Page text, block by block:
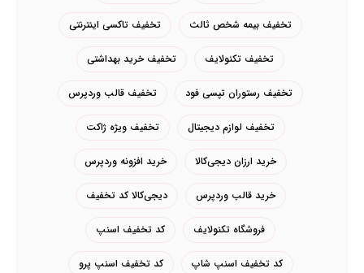
تخفیف بیمه شخص ثالث تخفیف تاکسی اینترنتی
تخفیف تکنولایف تخفیف خرید بهداشتی
تخفیف رستوران تپسی فود تخفیف قالب وردپرس
تخفیف لوازم دیجیتال تخفیف ویژه ژاکت
خرید ارزان دیجی‌کالا خرید افزونه وردپرس
خرید قالب وردپرس دیجی‌کالا کد تخفیف
فروشگاه تکنولایف کد تخفیف اسنپ
کد تخفیف اسنپ شاپ کد تخفیف اسنپ پرو